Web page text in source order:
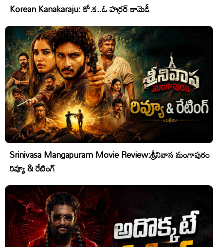
Korean Kanakaraju: కో.క..ఓ హర్రర్ కామెడీ
Srinivasa Mangapuram Movie Review:శ్రీనివాస మంగాపురం
రివ్యూ & రేటింగ్